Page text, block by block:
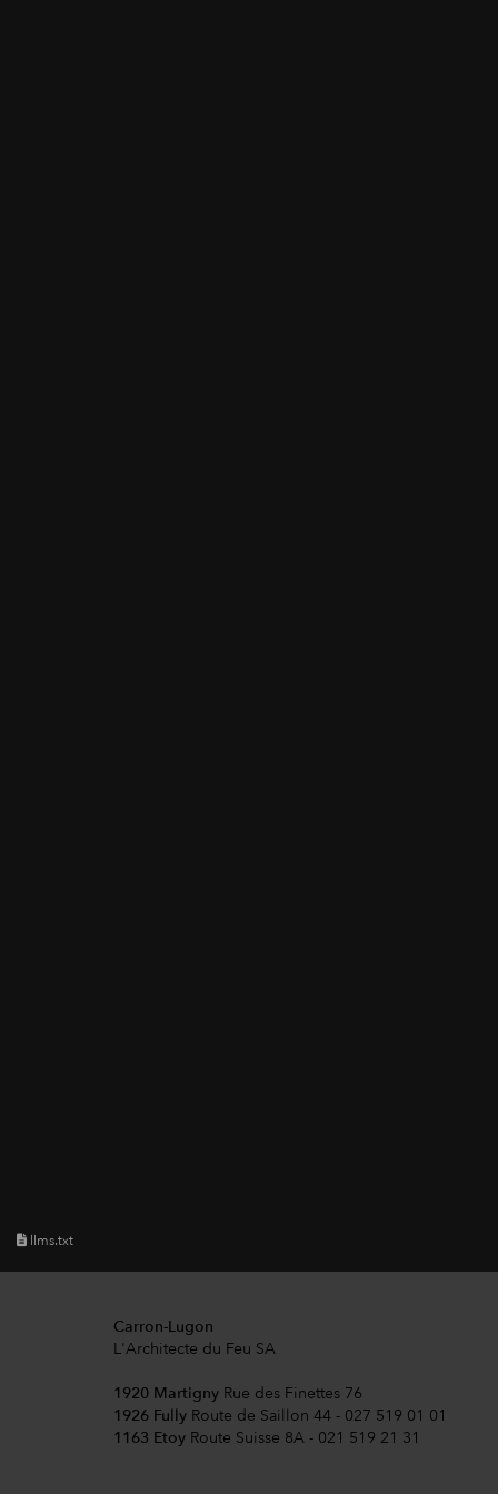
llms.txt
Carron-Lugon
L'Architecte du Feu SA
1920 Martigny Rue des Finettes 76
1926 Fully Route de Saillon 44 - 027 519 01 01
1163 Etoy Route Suisse 8A - 021 519 21 31